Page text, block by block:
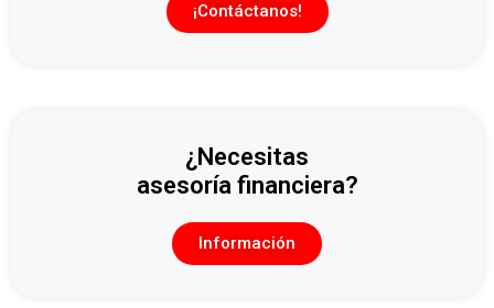
¡Contáctanos!
¿Necesitas
asesoría financiera?
Información